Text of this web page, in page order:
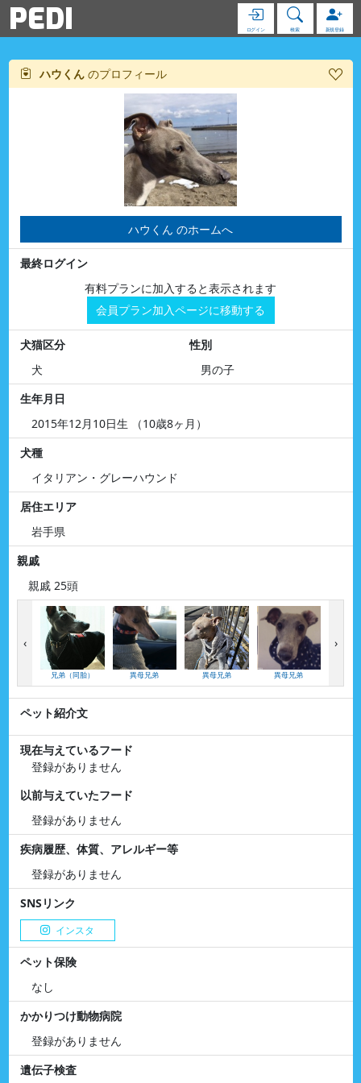
PEDI ログイン 検索 新規登録
ハウくん のプロフィール
ハウくん のホームへ
最終ログイン
有料プランに加入すると表示されます
会員プラン加入ページに移動する
犬猫区分
犬
性別
男の子
生年月日
2015年12月10日生 （10歳8ヶ月）
犬種
イタリアン・グレーハウンド
居住エリア
岩手県
親戚
親戚 25頭
兄弟（同胎） 異母兄弟 異母兄弟 異母兄弟
‹ ›
ペット紹介文
現在与えているフード
登録がありません
以前与えていたフード
登録がありません
疾病履歴、体質、アレルギー等
登録がありません
SNSリンク
インスタ
ペット保険
なし
かかりつけ動物病院
登録がありません
遺伝子検査